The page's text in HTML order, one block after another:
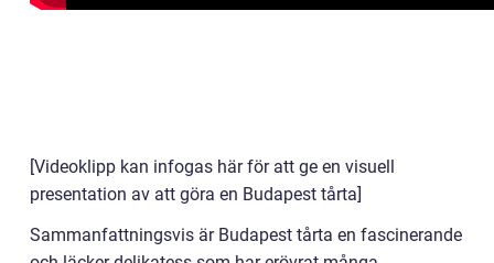
[Videoklipp kan infogas här för att ge en visuell
presentation av att göra en Budapest tårta]
Sammanfattningsvis är Budapest tårta en fascinerande